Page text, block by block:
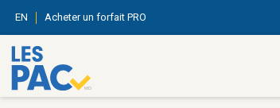
EN Acheter un forfait PRO